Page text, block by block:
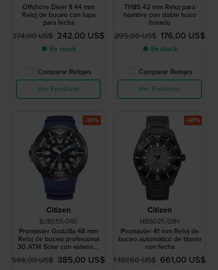
Offshore Diver II 44 mm
Reloj de buceo con lupa
para fecha
374,00 US$ 242,00 US$
● En stock
Comparar Relojes
Ver Producto
TH85 42 mm Reloj para
hombre con doble huso
horario
295,00 US$ 176,00 US$
● En stock
Comparar Relojes
Ver Producto
Citizen
BJ8055-04E
Promaster Godzilla 48 mm
Reloj de buceo profesional
30 ATM Solar con extensor
de correa
584,00 US$ 385,00 US$
-30%
Citizen
NB6025-59H
Promaster 41 mm Reloj de
buceo automático de titanio
con fecha
1.187,00 US$ 661,00 US$
-40%